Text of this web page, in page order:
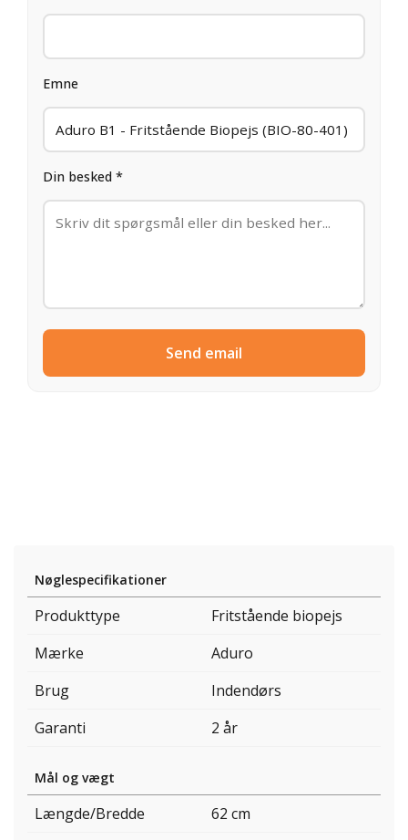
Emne
Din besked *
Send email
Nøglespecifikationer
Produkttype
Fritstående biopejs
Mærke
Aduro
Brug
Indendørs
Garanti
2 år
Mål og vægt
Længde/Bredde
62 cm